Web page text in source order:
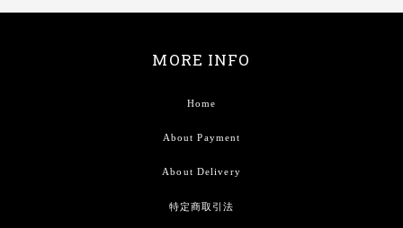
MORE INFO
Home
About Payment
About Delivery
特定商取引法